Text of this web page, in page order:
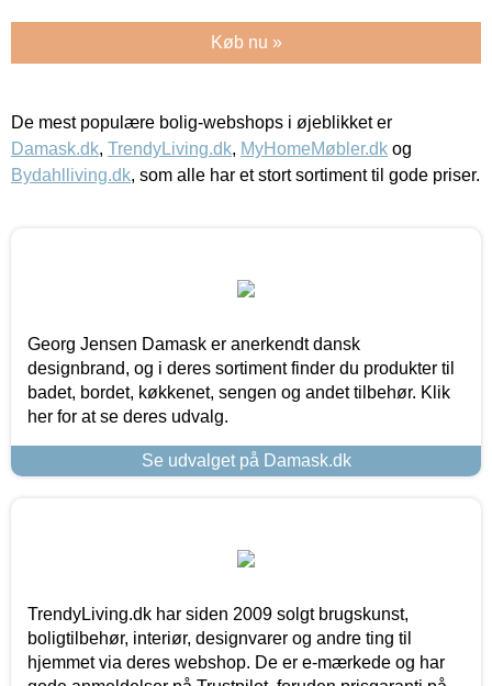
Køb nu »
De mest populære bolig-webshops i øjeblikket er
Damask.dk, TrendyLiving.dk, MyHomeMøbler.dk og
Bydahlliving.dk, som alle har et stort sortiment til gode priser.
Georg Jensen Damask er anerkendt dansk
designbrand, og i deres sortiment finder du produkter til
badet, bordet, køkkenet, sengen og andet tilbehør. Klik
her for at se deres udvalg.
Se udvalget på Damask.dk
TrendyLiving.dk har siden 2009 solgt brugskunst,
boligtilbehør, interiør, designvarer og andre ting til
hjemmet via deres webshop. De er e-mærkede og har